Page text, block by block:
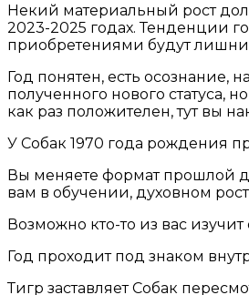
Некий материальный рост
2023-2025 годах. Тенденции
приобретениями будут
Год понятен, есть осознание,
полученного нового статуса,
как раз положителен, тут вы
У Собак 1970 года рождения
Вы меняете формат прошлой
вам в обучении, духовном
Возможно кто-то из вас
Год проходит под знаком
Тигр заставляет Собак